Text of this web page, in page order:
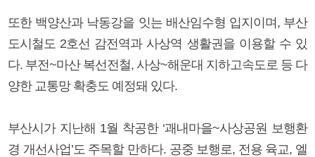
또한 백양산과 낙동강을 잇는 배산임수형 입지이며, 부산
도시철도 2호선 감전역과 사상역 생활권을 이용할 수 있
다. 부전~마산 복선전철, 사상~해운대 지하고속도로 등 다
양한 교통망 확충도 예정돼 있다.
부산시가 지난해 1월 착공한 ‘괘내마을~사상공원 보행환
경 개선사업’도 주목할 만하다. 공중 보행로, 전용 육교, 엘